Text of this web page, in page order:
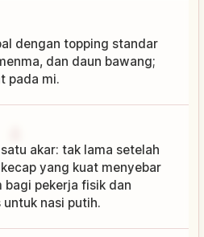
dengan topping standar
dan daun bawang;
pada mi.
akar: tak lama setelah
yang kuat menyebar
bagi pekerja fisik dan
nasi putih.